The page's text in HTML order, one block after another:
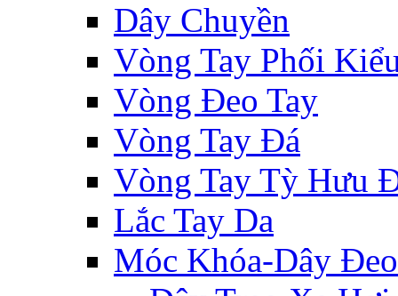
Dây Chuyền
Vòng Tay Phối
Vòng Đeo Tay
Vòng Tay Đá
Vòng Tay Tỳ Hưu
Lắc Tay Da
Móc Khóa-Dây Đeo